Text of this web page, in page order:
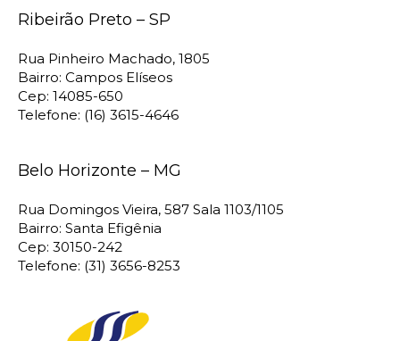
Ribeirão Preto – SP
Rua Pinheiro Machado, 1805
Bairro: Campos Elíseos
Cep: 14085-650
Telefone: (16) 3615-4646
Belo Horizonte – MG
Rua Domingos Vieira, 587 Sala 1103/1105
Bairro: Santa Efigênia
Cep: 30150-242
Telefone: (31) 3656-8253